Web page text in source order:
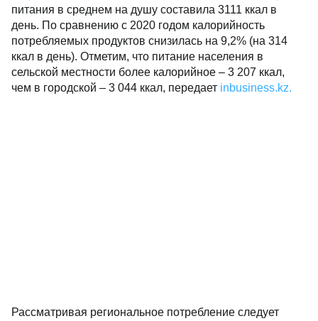
питания в среднем на душу составила 3111 ккал в
день. По сравнению с 2020 годом калорийность
потребляемых продуктов снизилась на 9,2% (на 314
ккал в день). Отметим, что питание населения в
сельской местности более калорийное – 3 207 ккал,
чем в городской – 3 044 ккал, передает inbusiness.kz.
Рассматривая региональное потребление следует